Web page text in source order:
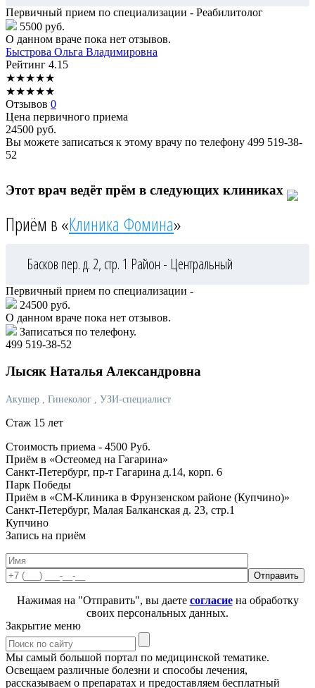
Первичный прием по специализации - Реабилитолог
5500 руб.
О данном враче пока нет отзывов.
Быстрова Ольга Владимировна
Рейтинг 4.15
★★★★★
★★★★★
Отзывов 0
Цена первичного приема
24500 руб.
Вы можете записаться к этому врачу по телефону 499 519-38-
52
Этот врач ведёт прём в следующих клиниках
Приём в «Клиника Фомина»
Басков пер. д. 2, стр. 1 Район - Центральный
Первичный прием по специализации -
24500 руб.
О данном враче пока нет отзывов.
Записаться по телефону.
499 519-38-52
Лысяк Наталья Александровна
Акушер , Гинеколог , УЗИ-специалист
Стаж 15 лет
Стоимость приема - 4500 Руб.
Приём в «Остеомед на Гагарина»
Санкт-Петербург, пр-т Гагарина д.14, корп. 6
Парк Победы
Приём в «СМ-Клиника в Фрунзенском районе (Купчино)»
Санкт-Петербург, Малая Балканская д. 23, стр.1
Купчино
Запись на приём
Нажимая на "Отправить", вы даете согласиена обработку
своих персональных данных.
Закрытие меню
Мы самый большой портал по медицинской тематике.
Освещаем различные болезни и способы лечения,
рассказываем о препаратах и предоставляем бесплатный